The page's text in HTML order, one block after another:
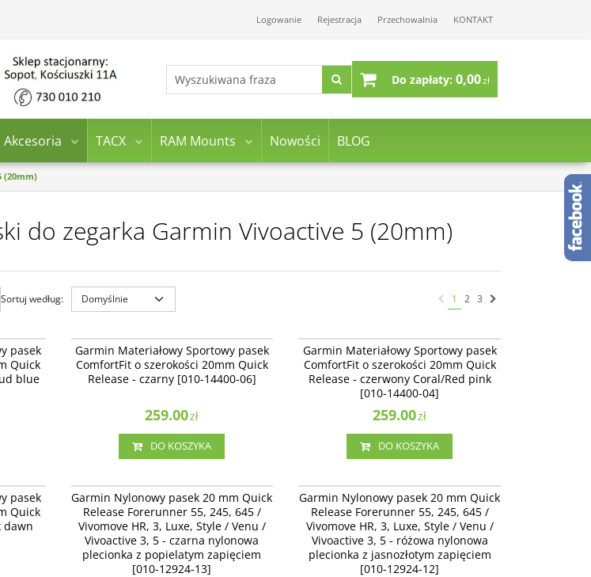
Logowanie Rejestracja Przechowalnia KONTAKT
Do zapłaty: 0,00zł
Akcesoria TACX RAM Mounts Nowości BLOG
(20mm)
do zegarka Garmin Vivoactive 5 (20mm)
Sortuj według: 1 2 3
-
03]
pasek
Quick
blue
Garmin Materiałowy Sportowy pasek
ComfortFit o szerokości 20mm Quick Release -
czarny [010-14400-06]
Garmin Materiałowy Sportowy pasek
ComfortFit o szerokości 20mm Quick
Release - czarny [010-14400-06]
259.00zł
DO KOSZYKA
Garmin Materiałowy Sportowy pasek
ComfortFit o szerokości 20mm Quick Release -
czerwony Coral/Red pink [010-14400-04]
Garmin Materiałowy Sportowy pasek
ComfortFit o szerokości 20mm Quick
Release - czerwony Coral/Red pink
[010-14400-04]
259.00zł
DO KOSZYKA
-
pasek
Quick
dawn
Garmin Nylonowy pasek 20 mm Quick Release
Forerunner 55, 245, 645 / Vivomove HR, 3,
Luxe, Style / Venu / Vivoactive 3 - czarna
nylonowa plecionka z popielatym zapięciem
[010-12924-13]
Garmin Nylonowy pasek 20 mm Quick
Release Forerunner 55, 245, 645 /
Vivomove HR, 3, Luxe, Style / Venu /
Vivoactive 3, 5 - czarna nylonowa
plecionka z popielatym zapięciem
[010-12924-13]
Garmin Nylonowy pasek 20 mm Quick Release
Forerunner 55, 245, 645 / Vivomove HR, 3,
Luxe, Style / Venu / Vivoactive 3 - różowa
nylonowa plecionka z jasnozłotym zapięciem
[010-12924-12]
Garmin Nylonowy pasek 20 mm Quick
Release Forerunner 55, 245, 645 /
Vivomove HR, 3, Luxe, Style / Venu /
Vivoactive 3, 5 - różowa nylonowa
plecionka z jasnozłotym zapięciem
[010-12924-12]